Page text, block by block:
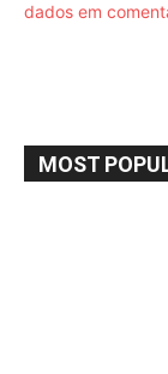
dados em
MOST